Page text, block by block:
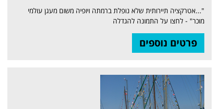
"...אטרקציה תיירותית שלא נופלת ברמתה ויופיה משום מעגן עולמי
מוכר" - לחצו על התמונה להגדלה
פרטים נוספים